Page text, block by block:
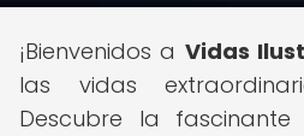
¡Bienvenidos a Vidas
las vidas
Descubre la